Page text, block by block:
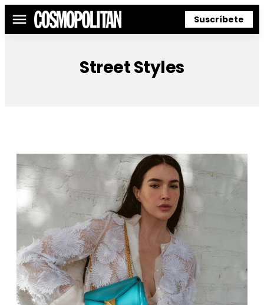
Menú Suscríbete
Street Styles